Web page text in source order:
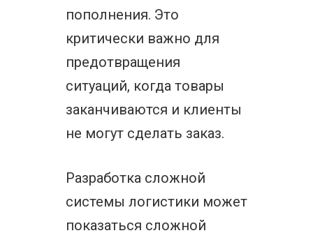
пополнения. Это
критически важно для
предотвращения
ситуаций, когда товары
заканчиваются и клиенты
не могут сделать заказ.
Разработка сложной
системы логистики может
показаться сложной